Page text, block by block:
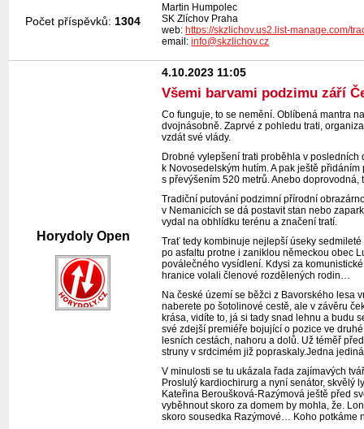
Martin Humpolec
SK Zlíchov Praha
web:https://skzlichov.us2.list-manage.com/
email:info@skzlichov.cz
Počet příspěvků: 1304
Horydoly Open
4.10.2023 11:05
Všemi barvami podzimu září
Co funguje, to se nemění. Oblíbená mantra
dvojnásobně. Zaprvé z pohledu trati,
vzdát své vlády.
Drobné vylepšení trati proběhla v
k Novosedelským hutím. A pak ještě
s převýšením 520 metrů. Anebo
Tradiční putování podzimní přírodní
v Nemanicích se dá postavit stan nebo
vydal na obhlídku terénu a značení tratí.
Trať tedy kombinuje nejlepší úseky
po asfaltu protne i zaniklou německou obec
poválečného vysídlení. Kdysi za
hranice volali členové rozdělených rodin…
Na české území se běžci z Bavorského lesa
naberete po šotolinové cestě, ale v závěru
krása, vidíte to, já si tady snad lehnu a budu
své zdejší premiéře bojující o pozice ve
lesních cestách, nahoru a dolů. Už téměř
struny v srdcimém již popraskaly.Jedna
V minulosti se tu ukázala řada zajímavých
Proslulý kardiochirurg a nyní senátor, skvělý
Kateřina Beroušková-Razýmová ještě před
vyběhnout skoro za domem by mohla, že.
skoro sousedka Razýmové… Koho potkáme